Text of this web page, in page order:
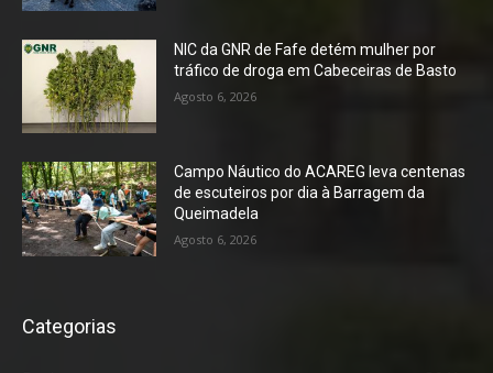
NIC da GNR de Fafe detém mulher por
tráfico de droga em Cabeceiras de Basto
Agosto 6, 2026
Campo Náutico do ACAREG leva centenas
de escuteiros por dia à Barragem da
Queimadela
Agosto 6, 2026
Categorias